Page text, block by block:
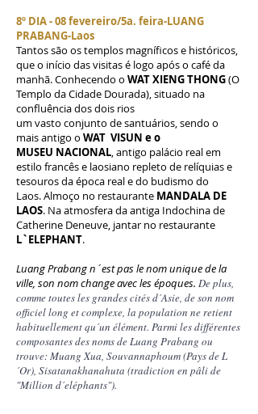
8º DIA -08 fevereiro/5a. feira-LUANG
PRABANG-Laos
Tantos são os templos magníficos e históricos,
que o início das visitas é logo após o café da
manhã. Conhecendo o WAT XIENG THONG(O
Templo da Cidade Dourada), situado na
confluência dos dois rios
um vasto conjunto de santuários, sendo o
mais antigo o WAT VISUN e o
MUSEU NACIONAL, antigo palácio real em
estilo francês e laosiano repleto de relíquias e
tesouros da época real e do budismo do
Laos.Almoço no restaurante MANDALA DE
LAOS. Na atmosfera da antiga Indochina de
Catherine Deneuve, jantar no restaurante
L`ELEPHANT.
Luang Prabang n´est pas le nom unique de la
ville, son nom change avec les époques. De plus,
comme toutes les grandes cités d´Asie, de son nom
officiel long et complexe, la population ne retient
habituellement qu´un élément. Parmi les différentes
composantes des noms de Luang Prabang ou
trouve: Muang Xua, Souvannaphoum (Pays de L
´Or), Sisatanakhanahuta (tradiction en pâli de
"Million d´eléphants").